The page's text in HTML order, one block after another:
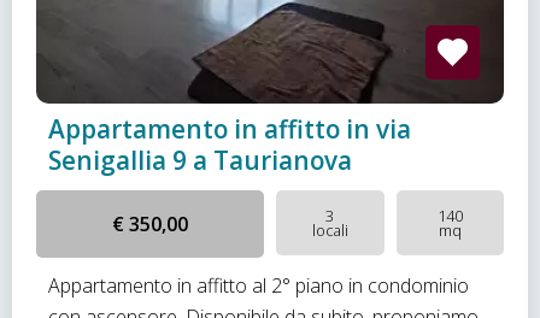
Appartamento in affitto in via
Senigallia 9 a Taurianova
€ 350,00 3
locali
140
mq
Appartamento in affitto al 2° piano in condominio